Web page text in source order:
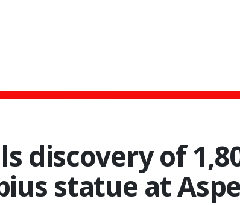
discovery of
statue at